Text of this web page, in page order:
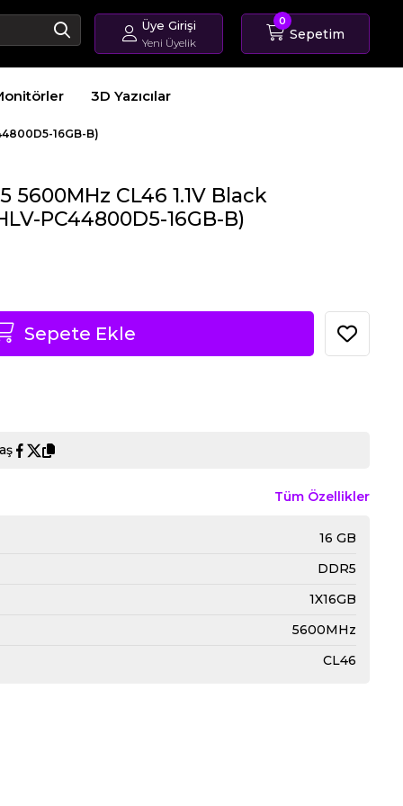
Üye Girişi
Yeni Üyelik
Üye Ol
0
Sepetim
3D Yazıcılar
16GB-B)
5600MHz CL46 1.1V Black
PC44800D5-16GB-B)
Sepete Ekle
Tüm Özellikler
16 GB
DDR5
1X16GB
5600MHz
CL46